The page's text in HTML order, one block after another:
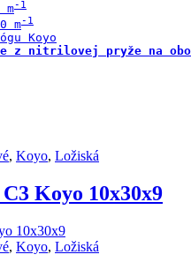
m
m
z nitrilovej pryže na
, Koyo, Ložiská
Koyo 10x30x9
, Koyo, Ložiská